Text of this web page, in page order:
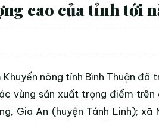
cao của tỉnh tới
nông tỉnh Bình Thuận đã
vùng sản xuất trọng điểm trên
Gia An (huyện Tánh Linh);